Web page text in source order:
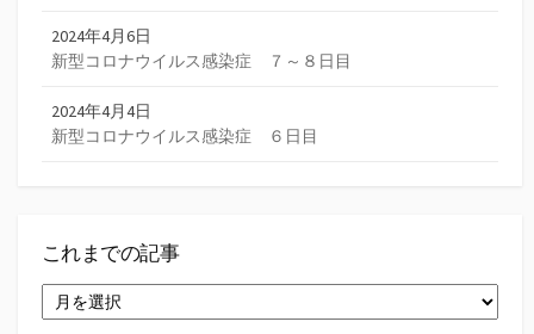
2024年4月6日
新型コロナウイルス感染症 ７～８日目
2024年4月4日
新型コロナウイルス感染症 ６日目
これまでの記事
れ